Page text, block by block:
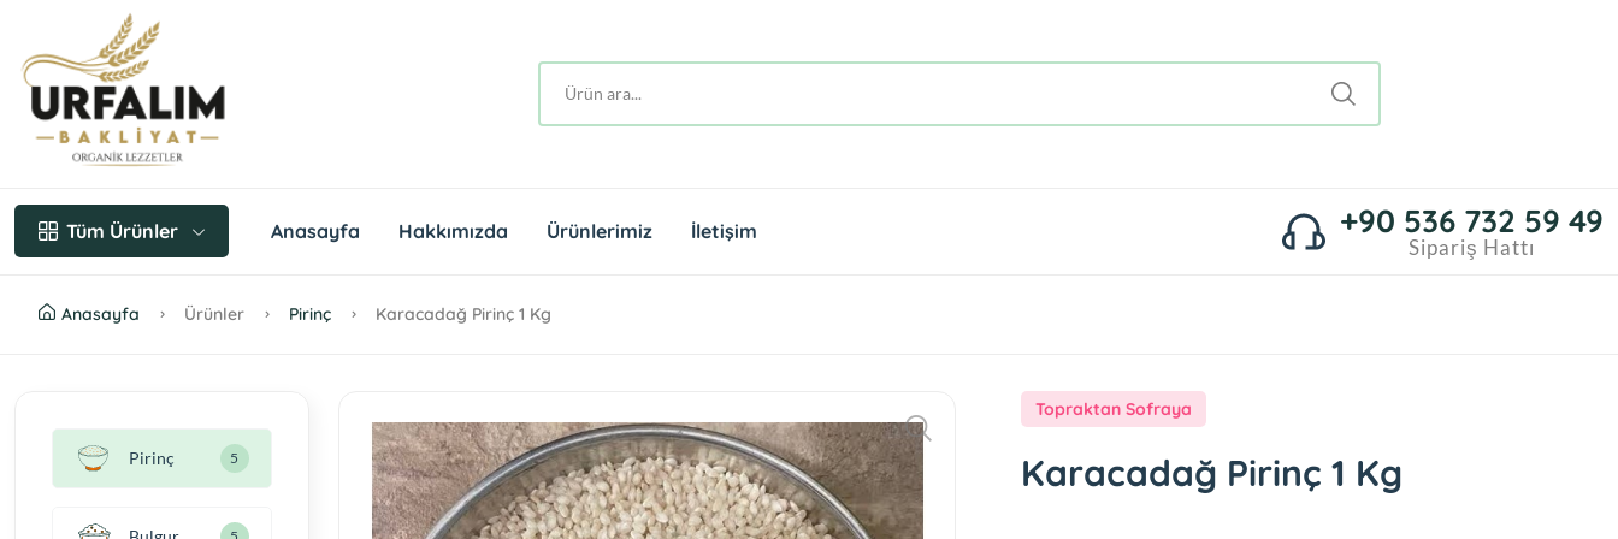
Tüm Ürünler Anasayfa Hakkımızda Ürünlerimiz İletişim +90 536 732 59 49
Sipariş Hattı
Anasayfa Ürünler Pirinç Karacadağ Pirinç 1 Kg
Topraktan Sofraya
Karacadağ Pirinç 1 Kg
Pirinç 5